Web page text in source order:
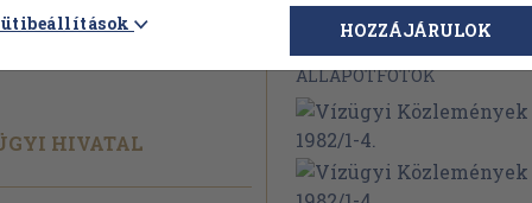
1982/
HIVATAL
Megvásárolható
ÁLLAPOTFOTÓK
HOZZÁJÁRULOK